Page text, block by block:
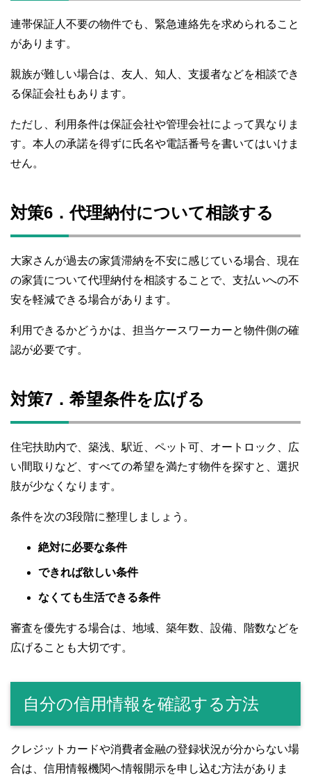
連帯保証人不要の物件でも、緊急連絡先を求められること
があります。
親族が難しい場合は、友人、知人、支援者などを相談でき
る保証会社もあります。
ただし、利用条件は保証会社や管理会社によって異なりま
す。本人の承諾を得ずに氏名や電話番号を書いてはいけま
せん。
対策6．代理納付について相談する
大家さんが過去の家賃滞納を不安に感じている場合、現在
の家賃について代理納付を相談することで、支払いへの不
安を軽減できる場合があります。
利用できるかどうかは、担当ケースワーカーと物件側の確
認が必要です。
対策7．希望条件を広げる
住宅扶助内で、築浅、駅近、ペット可、オートロック、広
い間取りなど、すべての希望を満たす物件を探すと、選択
肢が少なくなります。
条件を次の3段階に整理しましょう。
絶対に必要な条件
できれば欲しい条件
なくても生活できる条件
審査を優先する場合は、地域、築年数、設備、階数などを
広げることも大切です。
自分の信用情報を確認する方法
クレジットカードや消費者金融の登録状況が分からない場
合は、信用情報機関へ情報開示を申し込む方法がありま